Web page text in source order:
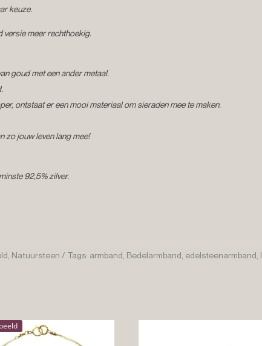
keuze.
versie meer rechthoekig.
goud met een ander metaal.
ontstaat er een mooi materiaal om sieraden mee te maken.
zo jouw leven lang mee!
92,5% zilver.
Natuursteen Tags: armband Bedelarmband edelsteenarmband